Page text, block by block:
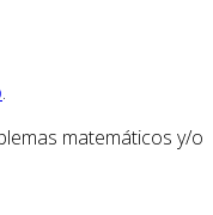
.
matemáticos y/o